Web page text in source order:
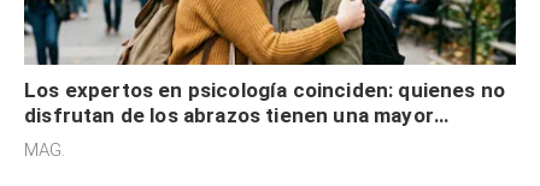
Los expertos en psicología coinciden: quienes no
disfrutan de los abrazos tienen una mayor
sensibilidad a los estímulos físicos y no es por
MAG.